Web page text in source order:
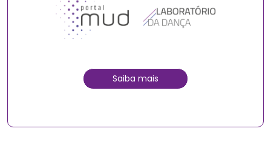
Saiba mais